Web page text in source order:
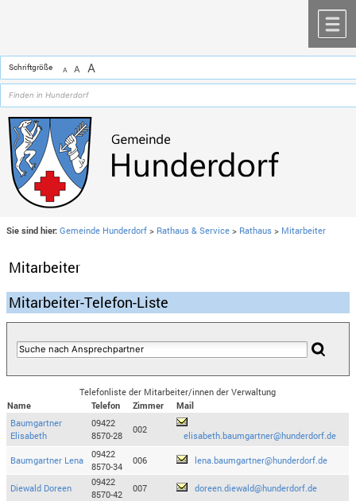
Schriftgröße A A A
Sie sind hier: Gemeinde Hunderdorf > Rathaus & Service > Rathaus > Mitarbeiter
Mitarbeiter
Mitarbeiter-Telefon-Liste
Telefonliste der Mitarbeiter/innen der Verwaltung
Name
Telefon Zimmer
Mail
Baumgartner
Elisabeth
09422
8570-28
002
elisabeth.baumgartner@hunderdorf.de
Baumgartner Lena
09422
8570-34
006 lena.baumgartner@hunderdorf.de
Diewald Doreen
09422
8570-42
007 doreen.diewald@hunderdorf.de